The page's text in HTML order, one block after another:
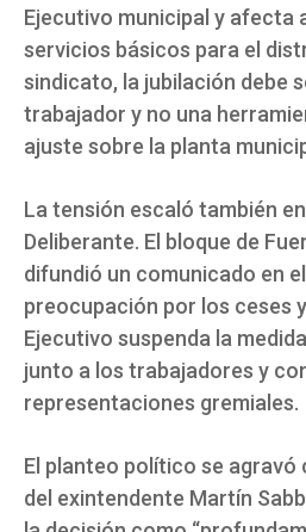
Ejecutivo municipal y afecta
servicios básicos para el
sindicato, la jubilación debe
trabajador y no una
ajuste sobre la planta
La tensión escaló también
Deliberante. El bloque de
difundió un comunicado en
preocupación por los ceses
Ejecutivo suspenda la
junto a los trabajadores y
representaciones gremiales.
El planteo político se agravó
del exintendente Martín